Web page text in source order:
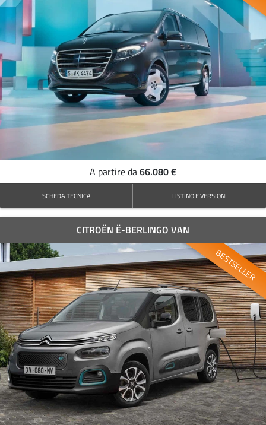
A partire da66.080 €
SCHEDA TECNICA LISTINO E VERSIONI
CITROËN Ë-BERLINGO VAN
BESTSELLER